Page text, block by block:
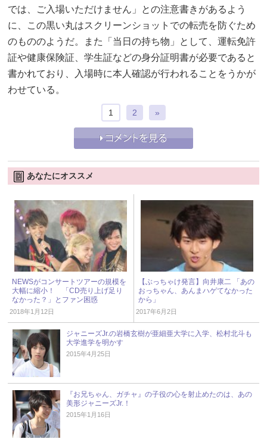
では、ご入場いただけません」との注意書きがあるよう
に、この黒い丸はスクリーンショットでの転売を防ぐため
のもののようだ。また「当日の持ち物」として、運転免許
証や健康保険証、学生証などの身分証明書が必要であると
書かれており、入場時に本人確認が行われることをうかが
わせている。
1 2 »
あなたにオススメ
NEWSがコンサートツアーの規模を
大幅に縮小！ 「CD売り上げ足り
なかった？」とファン困惑
2018年1月12日
【ぶっちゃけ発言】向井康二 「あの
おっちゃん、あんまハゲてなかった
から」
2017年6月2日
ジャニーズJr.の岩橋玄樹が亜細亜大学に入学、松村北斗も
大学進学を明かす
2015年4月25日
『お兄ちゃん、ガチャ』の子役の心を射止めたのは、あの
美形ジャニーズJr.！
2015年1月16日